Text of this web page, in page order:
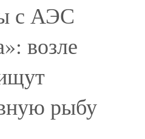
с АЭС
возле
рыбу